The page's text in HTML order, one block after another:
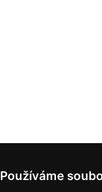
Používáme